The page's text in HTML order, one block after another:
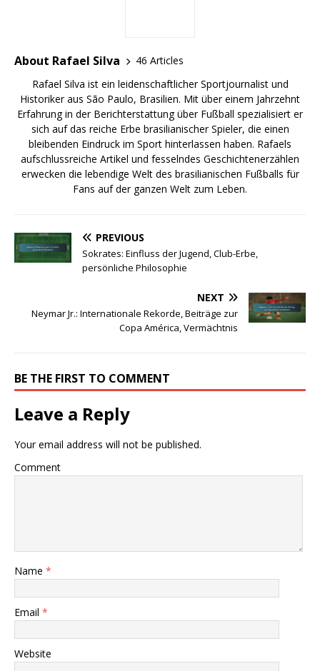
About Rafael Silva
46 Articles
Rafael Silva ist ein leidenschaftlicher Sportjournalist und
Historiker aus São Paulo, Brasilien. Mit über einem Jahrzehnt
Erfahrung in der Berichterstattung über Fußball spezialisiert er
sich auf das reiche Erbe brasilianischer Spieler, die einen
bleibenden Eindruck im Sport hinterlassen haben. Rafaels
aufschlussreiche Artikel und fesselndes Geschichtenerzählen
erwecken die lebendige Welt des brasilianischen Fußballs für
Fans auf der ganzen Welt zum Leben.
PREVIOUS
Sokrates: Einfluss der Jugend, Club-Erbe,
persönliche Philosophie
NEXT
Neymar Jr.: Internationale Rekorde, Beiträge zur
Copa América, Vermächtnis
BE THE FIRST TO COMMENT
Leave a Reply
Your email address will not be published.
Comment
Name *
Email *
Website